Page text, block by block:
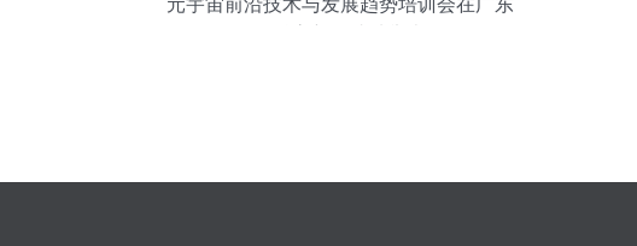
元宇宙前沿技术与发展趋势培训会在广东